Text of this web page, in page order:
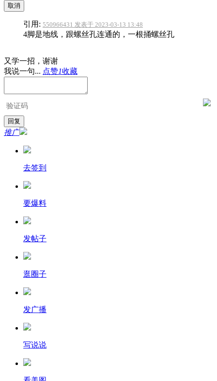
取消
引用: 550966431 发表于 2023-03-13 13:48
4脚是地线，跟螺丝孔连通的，一根捅螺丝孔
又学一招，谢谢
我说一句... 点赞1收藏
推广
去签到
要爆料
发帖子
逛圈子
发广播
写说说